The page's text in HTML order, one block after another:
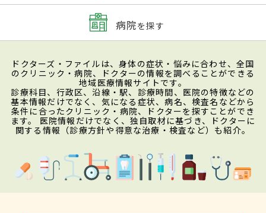
病院を探す
ドクターズ・ファイルは、身体の症状・悩みに合わせ、全国
のクリニック・病院、ドクターの情報を調べることができる
地域医療情報サイトです。
診療科目、行政区、沿線・駅、診療時間、医院の特徴などの
基本情報だけでなく、気になる症状、病名、検査名などから
条件に合ったクリニック・病院、ドクターを探すことができ
ます。 医院情報だけでなく、独自取材に基づき、ドクターに
関する情報（診療方針や得意な治療・検査など）も紹介。